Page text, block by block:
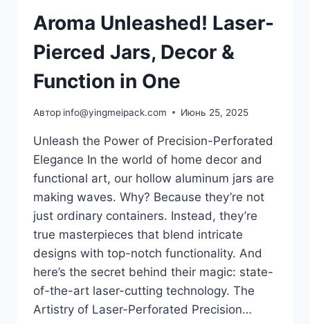
Aroma Unleashed! Laser-
Pierced Jars, Decor &
Function in One
Автор info@yingmeipack.com Июнь 25, 2025
Unleash the Power of Precision-Perforated
Elegance​ In the world of home decor and
functional art, our hollow aluminum jars are
making waves. Why? Because they’re not
just ordinary containers. Instead, they’re
true masterpieces that blend intricate
designs with top-notch functionality. And
here’s the secret behind their magic: state-
of-the-art laser-cutting technology. The
Artistry of Laser-Perforated Precision…